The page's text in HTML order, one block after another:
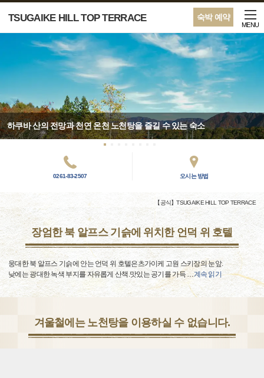
숙박 예약
TSUGAIKE HILL TOP TERRACE
MENU
하쿠바 산의 전망과 천연 온천 노천탕을 즐길 수 있는 숙소
0261-83-2507 오시는 방법
【공식】TSUGAIKE HILL TOP TERRACE
장엄한 북 알프스 기슭에 위치한 언덕 위 호텔
웅대한 북 알프스 기슭에 안는 언덕 위 호텔은츠가이케 고원 스키장의 눈앞.
낮에는 광대한 녹색 부지를 자유롭게 산책.맛있는 공기를 가득 …계속 읽기
겨울철에는 노천탕을 이용하실 수 없습니다.